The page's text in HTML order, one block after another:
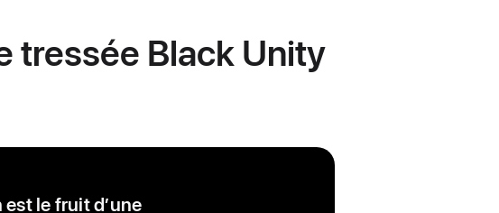
tressée Black Unity
le fruit d’une